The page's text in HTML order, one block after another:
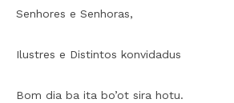
Senhores e Senhoras,
Ilustres e Distintos konvidadus
Bom dia ba ita bo’ot sira hotu.